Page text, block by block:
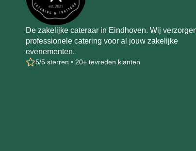
De zakelijke cateraar in Eindhoven. Wij
professionele catering voor al jouw zakelijke
evenementen.
5/5 sterren • 20+ tevreden klanten